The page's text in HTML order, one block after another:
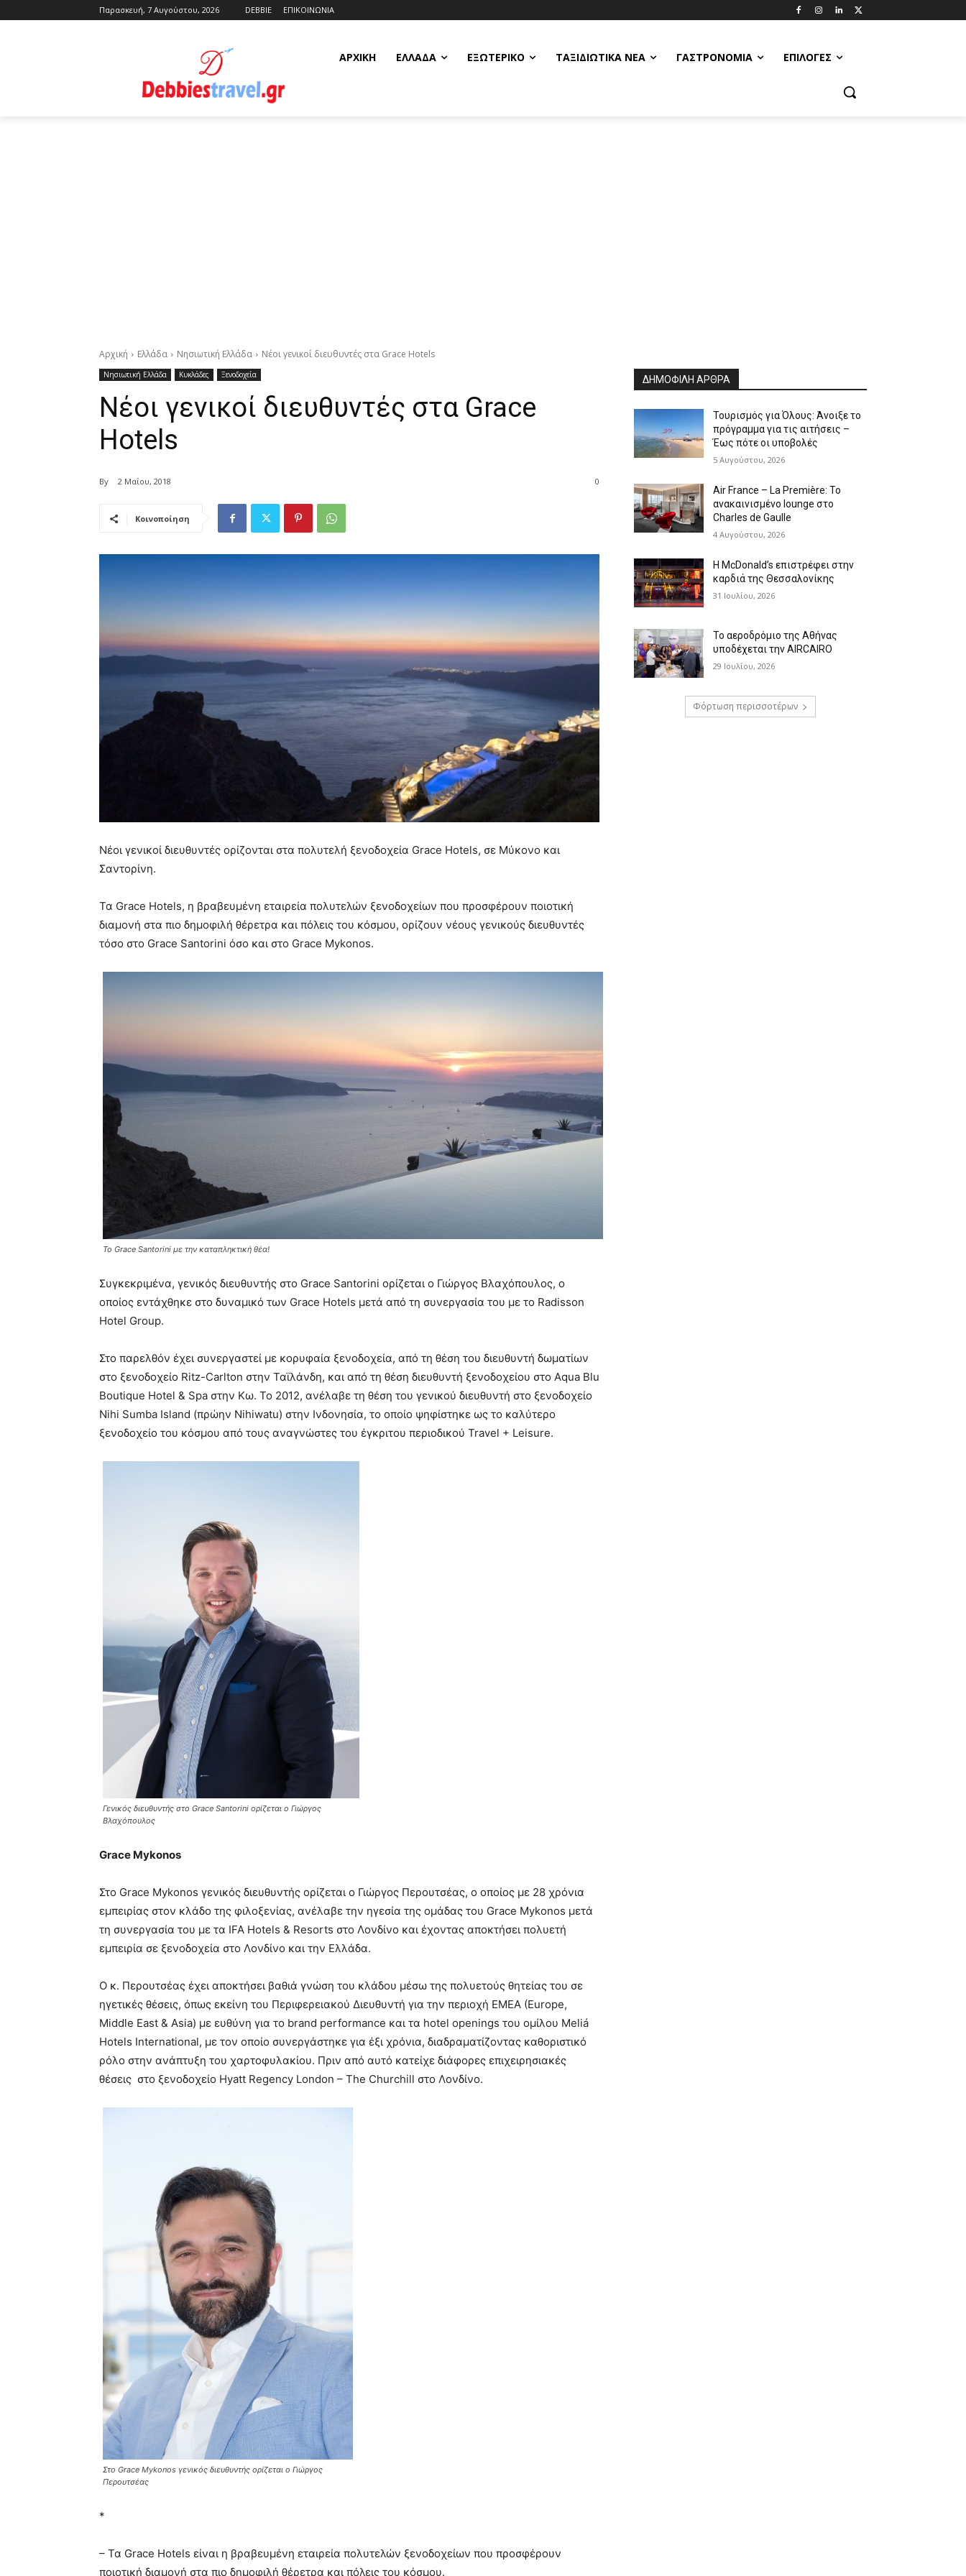
Παρασκευή, 7 Αυγούστου, 2026 DEBBIE ΕΠΙΚΟΙΝΩΝΙΑ
ΑΡΧΙΚΗ ΕΛΛΆΔΑ ΕΞΩΤΕΡΙΚΌ ΤΑΞΙΔΙΩΤΙΚΆ ΝΈΑ ΓΑΣΤΡΟΝΟΜΊΑ ΕΠΙΛΟΓΈΣ
Αρχική Ελλάδα Νησιωτική Ελλάδα Νέοι γενικοί διευθυντές στα Grace Hotels
Νησιωτική Ελλάδα Κυκλάδες Ξενοδοχεία
Νέοι γενικοί διευθυντές στα Grace
Hotels
By 2 Μαΐου, 2018 0
Κοινοποίηση
Νέοι γενικοί διευθυντές ορίζονται στα πολυτελή ξενοδοχεία Grace Hotels, σε Μύκονο και
Σαντορίνη.
Τα Grace Hotels, η βραβευμένη εταιρεία πολυτελών ξενοδοχείων που προσφέρουν ποιοτική
διαμονή στα πιο δημοφιλή θέρετρα και πόλεις του κόσμου, ορίζουν νέους γενικούς διευθυντές
τόσο στο Grace Santorini όσο και στο Grace Mykonos.
Το Grace Santorini με την καταπληκτική θέα!
Συγκεκριμένα, γενικός διευθυντής στο Grace Santorini ορίζεται ο Γιώργος Βλαχόπουλος, ο
οποίος εντάχθηκε στο δυναμικό των Grace Hotels μετά από τη συνεργασία του με το Radisson
Hotel Group.
Στο παρελθόν έχει συνεργαστεί με κορυφαία ξενοδοχεία, από τη θέση του διευθυντή δωματίων
στο ξενοδοχείο Ritz-Carlton στην Ταϊλάνδη, και από τη θέση διευθυντή ξενοδοχείου στο Aqua Blu
Boutique Hotel & Spa στην Κω. Το 2012, ανέλαβε τη θέση του γενικού διευθυντή στο ξενοδοχείο
Nihi Sumba Island (πρώην Nihiwatu) στην Ινδονησία, το οποίο ψηφίστηκε ως το καλύτερο
ξενοδοχείο του κόσμου από τους αναγνώστες του έγκριτου περιοδικού Travel + Leisure.
Γενικός διευθυντής στο Grace Santorini ορίζεται ο Γιώργος
Βλαχόπουλος
Grace Mykonos
Στο Grace Mykonos γενικός διευθυντής ορίζεται ο Γιώργος Περουτσέας, ο οποίος με 28 χρόνια
εμπειρίας στον κλάδο της φιλοξενίας, ανέλαβε την ηγεσία της ομάδας του Grace Mykonos μετά
τη συνεργασία του με τα IFA Hotels & Resorts στο Λονδίνο και έχοντας αποκτήσει πολυετή
εμπειρία σε ξενοδοχεία στο Λονδίνο και την Ελλάδα.
Ο κ. Περουτσέας έχει αποκτήσει βαθιά γνώση του κλάδου μέσω της πολυετούς θητείας του σε
ηγετικές θέσεις, όπως εκείνη του Περιφερειακού Διευθυντή για την περιοχή EMEA (Europe,
Middle East & Asia) με ευθύνη για το brand performance και τα hotel openings του ομίλου Meliá
Hotels International, με τον οποίο συνεργάστηκε για έξι χρόνια, διαδραματίζοντας καθοριστικό
ρόλο στην ανάπτυξη του χαρτοφυλακίου. Πριν από αυτό κατείχε διάφορες επιχειρησιακές
θέσεις στο ξενοδοχείο Hyatt Regency London – The Churchill στο Λονδίνο.
Στο Grace Mykonos γενικός διευθυντής ορίζεται ο Γιώργος
Περουτσέας
*
– Τα Grace Hotels είναι η βραβευμένη εταιρεία πολυτελών ξενοδοχείων που προσφέρουν
ποιοτική διαμονή στα πιο δημοφιλή θέρετρα και πόλεις του κόσμου.
ΔΗΜΟΦΙΛΗ ΑΡΘΡΑ
Τουρισμός για Όλους: Άνοιξε το
πρόγραμμα για τις αιτήσεις –
Έως πότε οι υποβολές
5 Αυγούστου, 2026
Air France – La Première: Το
ανακαινισμένο lounge στο
Charles de Gaulle
4 Αυγούστου, 2026
Η McDonald’s επιστρέφει στην
καρδιά της Θεσσαλονίκης
31 Ιουλίου, 2026
Το αεροδρόμιο της Αθήνας
υποδέχεται την AIRCAIRO
29 Ιουλίου, 2026
Φόρτωση περισσοτέρων